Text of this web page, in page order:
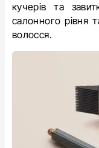
кучерів та
салонного рівня
волосся.